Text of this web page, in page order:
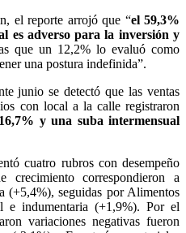
el reporte arrojó que “el 59,3%
es adverso para la inversión y
que un 12,2% lo evaluó como
una postura indefinida”.
junio se detectó que las ventas
con local a la calle registraron
y una suba intermensual
cuatro rubros con desempeño
crecimiento correspondieron a
(+5,4%), seguidas por Alimentos
indumentaria (+1,9%). Por el
variaciones negativas fueron